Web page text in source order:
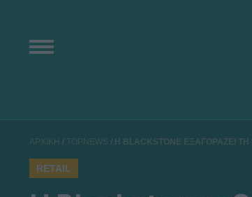
ΑΡΧΙΚΗ / TOPNEWS / Η BLACKSTONE ΕΞΑΓΟΡΑΖΕΙ
RETAIL